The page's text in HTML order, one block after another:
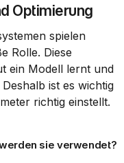
Optimierung
spielen
Rolle. Diese
ein Modell lernt und
ist es wichtig
richtig einstellt.
sie verwendet?